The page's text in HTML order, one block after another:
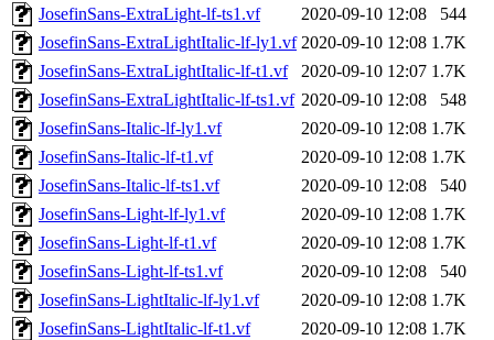
JosefinSans-ExtraLight-lf-ts1.vf
2020-09-10 12:08
544
JosefinSans-ExtraLightItalic-lf-ly1.vf 2020-09-10 12:08 1.7K
JosefinSans-ExtraLightItalic-lf-t1.vf
2020-09-10 12:07 1.7K
JosefinSans-ExtraLightItalic-lf-ts1.vf 2020-09-10 12:08
548
JosefinSans-Italic-lf-ly1.vf
2020-09-10 12:08 1.7K
JosefinSans-Italic-lf-t1.vf
2020-09-10 12:08 1.7K
JosefinSans-Italic-lf-ts1.vf
2020-09-10 12:08
540
JosefinSans-Light-lf-ly1.vf
2020-09-10 12:08 1.7K
JosefinSans-Light-lf-t1.vf
2020-09-10 12:08 1.7K
JosefinSans-Light-lf-ts1.vf
2020-09-10 12:08
540
JosefinSans-LightItalic-lf-ly1.vf
2020-09-10 12:08 1.7K
JosefinSans-LightItalic-lf-t1.vf
2020-09-10 12:08 1.7K